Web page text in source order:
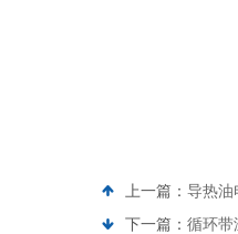
上一篇： 导热油
下一篇： 循环带